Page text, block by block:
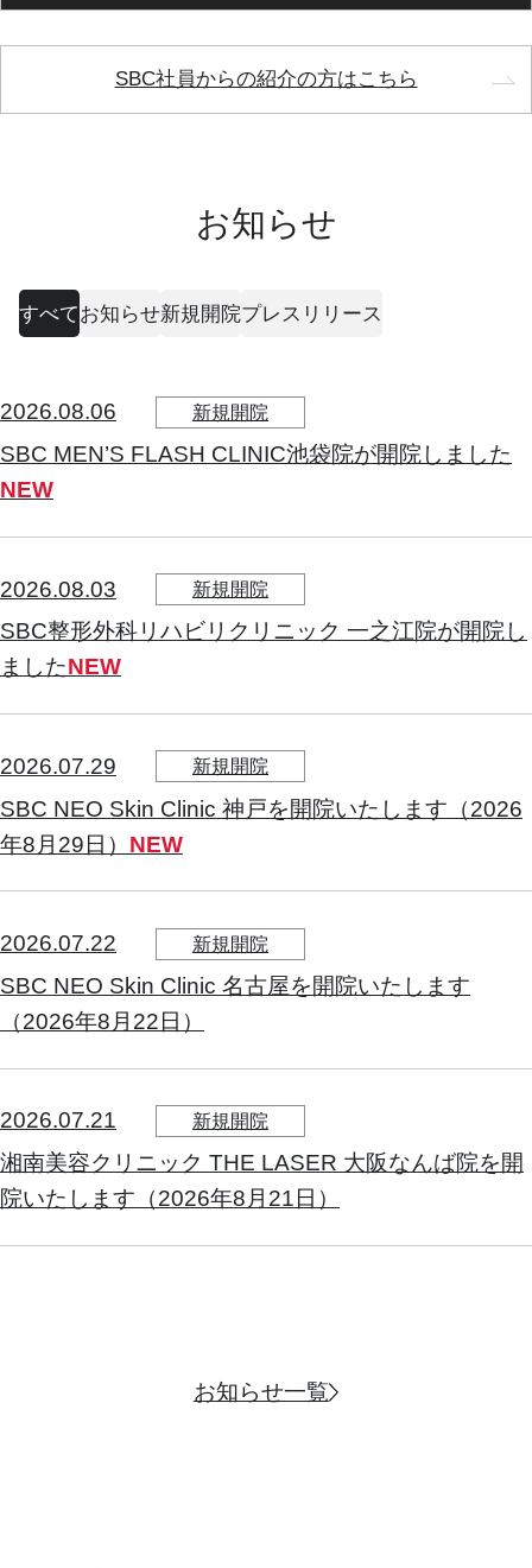
SBC社員からの紹介の方はこちら
お知らせ
すべてお知らせ新規開院プレスリリース
2026.08.06 新規開院
SBC MEN’S FLASH CLINIC池袋院が開院しました
NEW
2026.08.03 新規開院
SBC整形外科リハビリクリニック 一之江院が開院し
ましたNEW
2026.07.29 新規開院
SBC NEO Skin Clinic 神戸を開院いたします（2026
年8月29日） NEW
2026.07.22 新規開院
SBC NEO Skin Clinic 名古屋を開院いたします
（2026年8月22日）
2026.07.21 新規開院
湘南美容クリニック THE LASER 大阪なんば院を開
院いたします（2026年8月21日）
お知らせ一覧